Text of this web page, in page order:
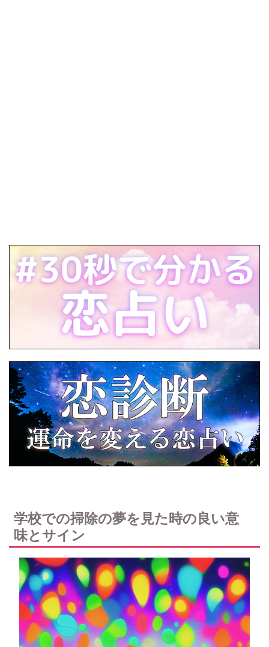
学校での掃除の夢を見た時の良い意
味とサイン